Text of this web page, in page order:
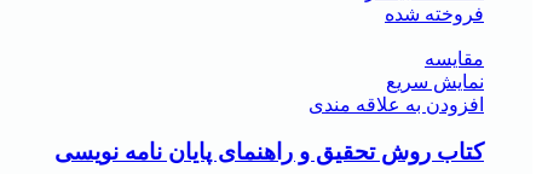
فروخته شده
مقايسه
نمایش سریع
افزودن به علاقه مندی
کتاب روش تحقیق و راهنمای پایان نامه نویسی